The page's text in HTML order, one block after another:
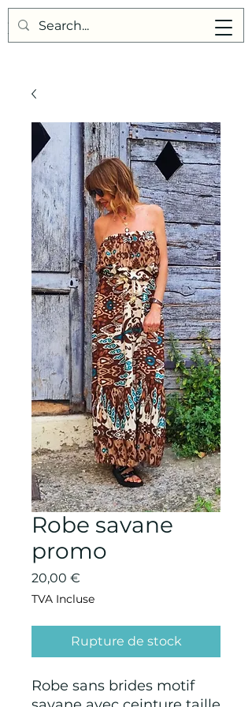
Points de Suture
Robe savane
promo
20,00 €
TVA Incluse
Rupture de stock
Robe sans brides motif